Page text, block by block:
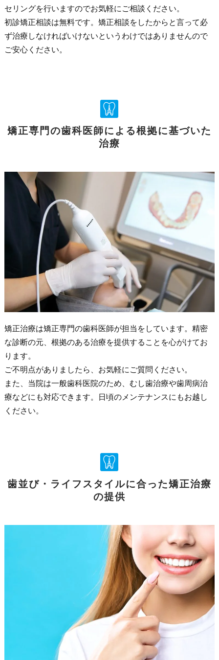
セリングを行いますのでお気軽にご相談ください。
初診矯正相談は無料です。矯正相談をしたからと言って必
ず治療しなければいけないというわけではありませんので
ご安心ください。
矯正専門の歯科医師による根拠に基づいた
治療
矯正治療は矯正専門の歯科医師が担当をしています。精密
な診断の元、根拠のある治療を提供することを心がけてお
ります。
ご不明点がありましたら、お気軽にご質問ください。
また、当院は一般歯科医院のため、むし歯治療や歯周病治
療などにも対応できます。日頃のメンテナンスにもお越し
ください。
歯並び・ライフスタイルに合った矯正治療
の提供